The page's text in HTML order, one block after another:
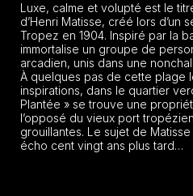
Luxe, calme et volupté est le
d’Henri Matisse, créé lors d’un
Tropez en 1904. Inspiré par la
immortalise un groupe de
arcadien, unis dans une
À quelques pas de cette plage
inspirations, dans le quartier
Plantée » se trouve une
l’opposé du vieux port
grouillantes. Le sujet de
écho cent vingt ans plus tard…